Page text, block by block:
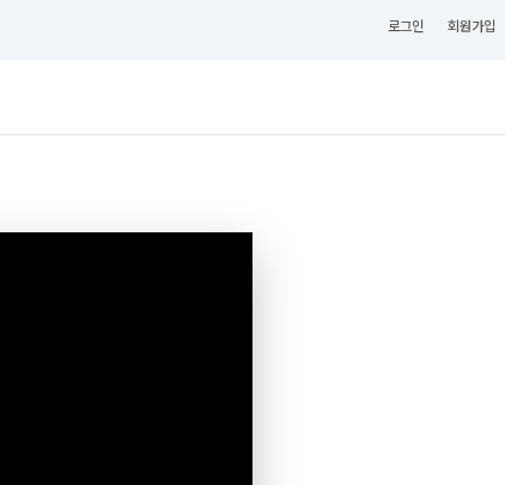
로그인 회원가입